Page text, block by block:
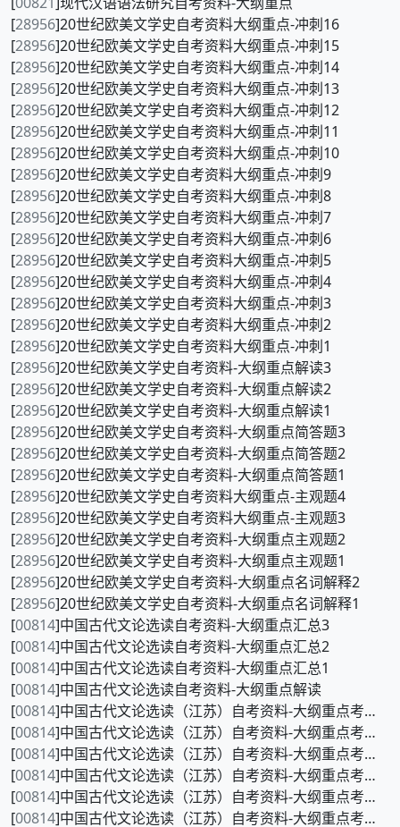
[28956]20世纪欧美文学史自考资料大纲重点-冲刺16
[28956]20世纪欧美文学史自考资料大纲重点-冲刺15
[28956]20世纪欧美文学史自考资料大纲重点-冲刺14
[28956]20世纪欧美文学史自考资料大纲重点-冲刺13
[28956]20世纪欧美文学史自考资料大纲重点-冲刺12
[28956]20世纪欧美文学史自考资料大纲重点-冲刺11
[28956]20世纪欧美文学史自考资料大纲重点-冲刺10
[28956]20世纪欧美文学史自考资料大纲重点-冲刺9
[28956]20世纪欧美文学史自考资料大纲重点-冲刺8
[28956]20世纪欧美文学史自考资料大纲重点-冲刺7
[28956]20世纪欧美文学史自考资料大纲重点-冲刺6
[28956]20世纪欧美文学史自考资料大纲重点-冲刺5
[28956]20世纪欧美文学史自考资料大纲重点-冲刺4
[28956]20世纪欧美文学史自考资料大纲重点-冲刺3
[28956]20世纪欧美文学史自考资料大纲重点-冲刺2
[28956]20世纪欧美文学史自考资料大纲重点-冲刺1
[28956]20世纪欧美文学史自考资料-大纲重点解读3
[28956]20世纪欧美文学史自考资料-大纲重点解读2
[28956]20世纪欧美文学史自考资料-大纲重点解读1
[28956]20世纪欧美文学史自考资料-大纲重点简答题3
[28956]20世纪欧美文学史自考资料-大纲重点简答题2
[28956]20世纪欧美文学史自考资料-大纲重点简答题1
[28956]20世纪欧美文学史自考资料大纲重点-主观题4
[28956]20世纪欧美文学史自考资料大纲重点-主观题3
[28956]20世纪欧美文学史自考资料-大纲重点主观题2
[28956]20世纪欧美文学史自考资料-大纲重点主观题1
[28956]20世纪欧美文学史自考资料-大纲重点名词解释2
[28956]20世纪欧美文学史自考资料-大纲重点名词解释1
[00814]中国古代文论选读自考资料-大纲重点汇总3
[00814]中国古代文论选读自考资料-大纲重点汇总2
[00814]中国古代文论选读自考资料-大纲重点汇总1
[00814]中国古代文论选读自考资料-大纲重点解读
[00814]中国古代文论选读（江苏）自考资料-大纲重点考前冲刺5
[00814]中国古代文论选读（江苏）自考资料-大纲重点考前冲刺4
[00814]中国古代文论选读（江苏）自考资料-大纲重点考前冲刺3
[00814]中国古代文论选读（江苏）自考资料-大纲重点考前冲刺2
[00814]中国古代文论选读（江苏）自考资料-大纲重点考前冲刺1
[00814]中国古代文论选读（江苏）自考资料-大纲重点考前押密7